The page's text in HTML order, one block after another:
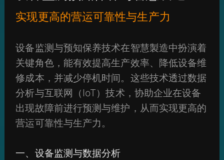
实现更高的营运可靠性与生产力
设备监测与预知保养技术在智慧製造中扮演着
关键角色，能有效提高生产效率、降低设备维
修成本，并减少停机时间。这些技术透过数据
分析与互联网（IoT）技术，协助企业在设备
出现故障前进行预测与维护，从而实现更高的
营运可靠性与生产力。
一、设备监测与数据分析